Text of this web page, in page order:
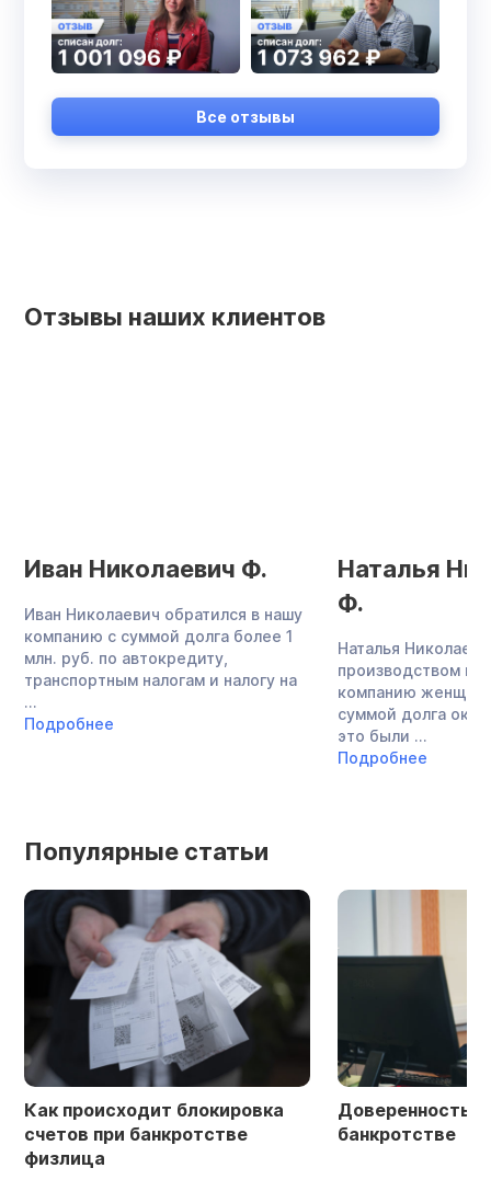
Все отзывы
Отзывы наших клиентов
Иван Николаевич Ф.
Иван Николаевич обратился в нашу
компанию с суммой долга более 1
млн. руб. по автокредиту,
транспортным налогам и налогу на
...
Подробнее
Наталья
Ф.
Наталья
производством
компанию
суммой долга
это были ...
Подробнее
Популярные статьи
Как происходит блокировка
счетов при банкротстве
физлица
Доверенность
банкротстве